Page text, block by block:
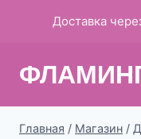
Главная / Магазин /
Доставка